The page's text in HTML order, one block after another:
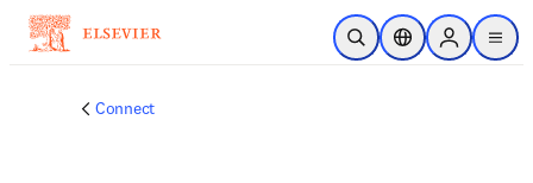
Passer au contenu principal
Ouvrir la recherche
Sélecteur de
Sign in to
menu
Connect